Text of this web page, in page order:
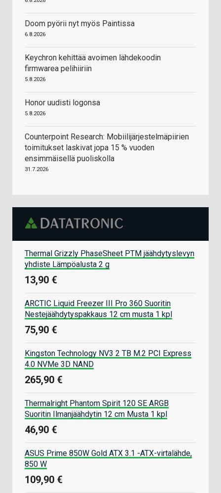
Doom pyörii nyt myös Paintissa
6.8.2026
Keychron kehittää avoimen lähdekoodin
firmwarea pelihiiriin
5.8.2026
Honor uudisti logonsa
5.8.2026
Counterpoint Research: Mobiilijärjestelmäpiirien
toimitukset laskivat jopa 15 % vuoden
ensimmäisellä puoliskolla
31.7.2026
Thermal Grizzly PhaseSheet PTM jäähdytyslevyn
yhdiste Lämpöalusta 2 g
13,90 €
ARCTIC Liquid Freezer III Pro 360 Suoritin
Nestejäähdytyspakkaus 12 cm musta 1 kpl
75,90 €
Kingston Technology NV3 2 TB M.2 PCI Express
4.0 NVMe 3D NAND
265,90 €
Thermalright Phantom Spirit 120 SE ARGB
Suoritin Ilmanjäähdytin 12 cm Musta 1 kpl
46,90 €
ASUS Prime 850W Gold ATX 3.1 -ATX-virtalähde,
850 W
109,90 €